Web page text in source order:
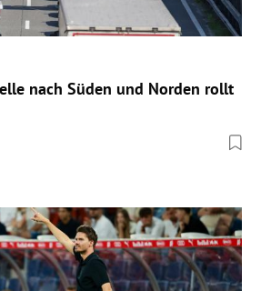
nach Süden und Norden rollt